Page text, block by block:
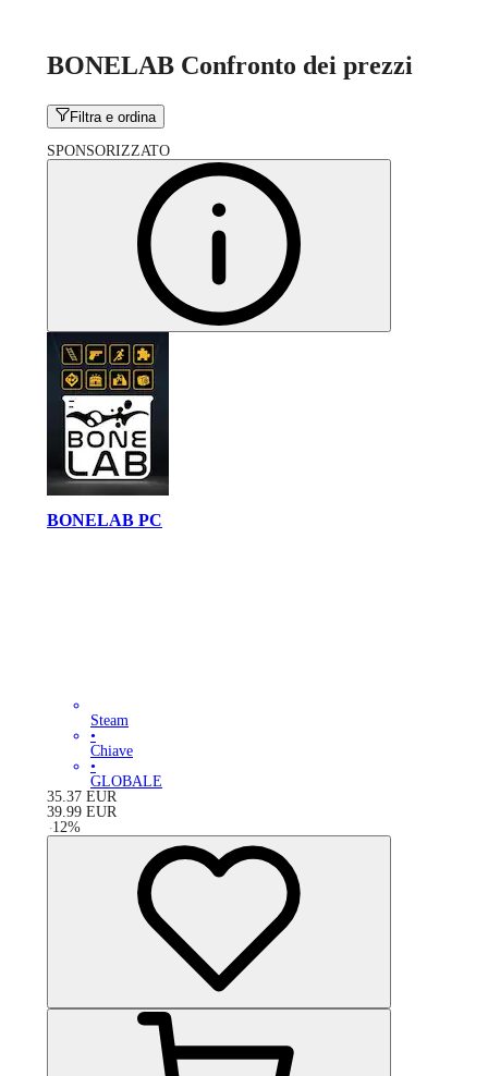
BONELAB Confronto dei prezzi
Filtra e ordina
SPONSORIZZATO
BONELAB PC
Steam
•
Chiave
•
GLOBALE
35.37 EUR
39.99 EUR
-12%